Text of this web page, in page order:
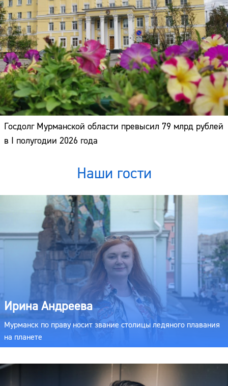
Госдолг Мурманской области превысил 79 млрд рублей
в I полугодии 2026 года
Наши гости
Ирина Андреева
Мурманск по праву носит звание столицы ледяного плавания
на планете